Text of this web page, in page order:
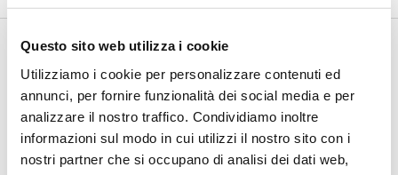
Questo sito web utilizza i cookie
Utilizziamo i cookie per personalizzare contenuti ed
annunci, per fornire funzionalità dei social media e per
analizzare il nostro traffico. Condividiamo inoltre
informazioni sul modo in cui utilizzi il nostro sito con i
nostri partner che si occupano di analisi dei dati web,